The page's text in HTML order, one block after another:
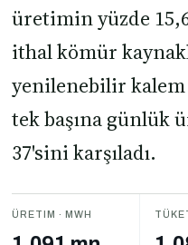
üretimin yüzde
ithal kömür
yenilenebilir kalem
tek başına günlük
37'sini karşıladı.
ÜRETIM · MWH